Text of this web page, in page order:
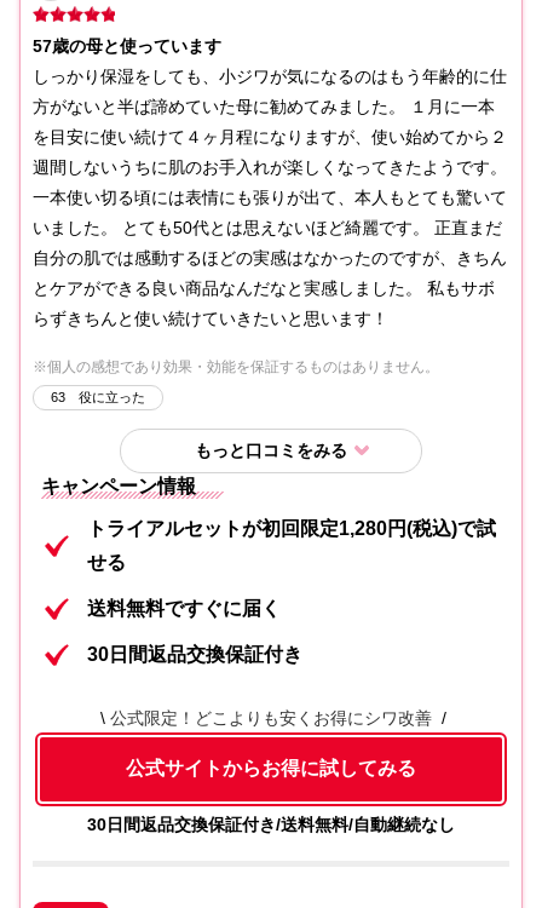
57歳の母と使っています
しっかり保湿をしても、小ジワが気になるのはもう年齢的に仕
方がないと半ば諦めていた母に勧めてみました。 １月に一本
を目安に使い続けて４ヶ月程になりますが、使い始めてから２
週間しないうちに肌のお手入れが楽しくなってきたようです。
一本使い切る頃には表情にも張りが出て、本人もとても驚いて
いました。 とても50代とは思えないほど綺麗です。 正直まだ
自分の肌では感動するほどの実感はなかったのですが、きちん
とケアができる良い商品なんだなと実感しました。 私もサボ
らずきちんと使い続けていきたいと思います！
※個人の感想であり効果・効能を保証するものはありません。
63 役に立った
もっと口コミをみる
キャンペーン情報
トライアルセットが初回限定1,280円(税込)で試
せる
送料無料ですぐに届く
30日間返品交換保証付き
公式限定！どこよりも安くお得にシワ改善
公式サイトからお得に試してみる
30日間返品交換保証付き/送料無料/自動継続なし